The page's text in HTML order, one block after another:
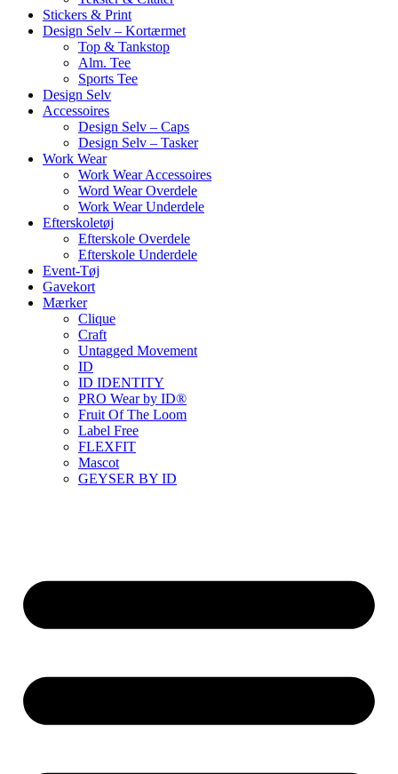
Stickers & Print
Design Selv – Kortærmet
Top & Tankstop
Alm. Tee
Sports Tee
Design Selv
Accessoires
Design Selv – Caps
Design Selv – Tasker
Work Wear
Work Wear Accessoires
Word Wear Overdele
Work Wear Underdele
Efterskoletøj
Efterskole Overdele
Efterskole Underdele
Event-Tøj
Gavekort
Mærker
Clique
Craft
Untagged Movement
ID
ID IDENTITY
PRO Wear by ID®
Fruit Of The Loom
Label Free
FLEXFIT
Mascot
GEYSER BY ID